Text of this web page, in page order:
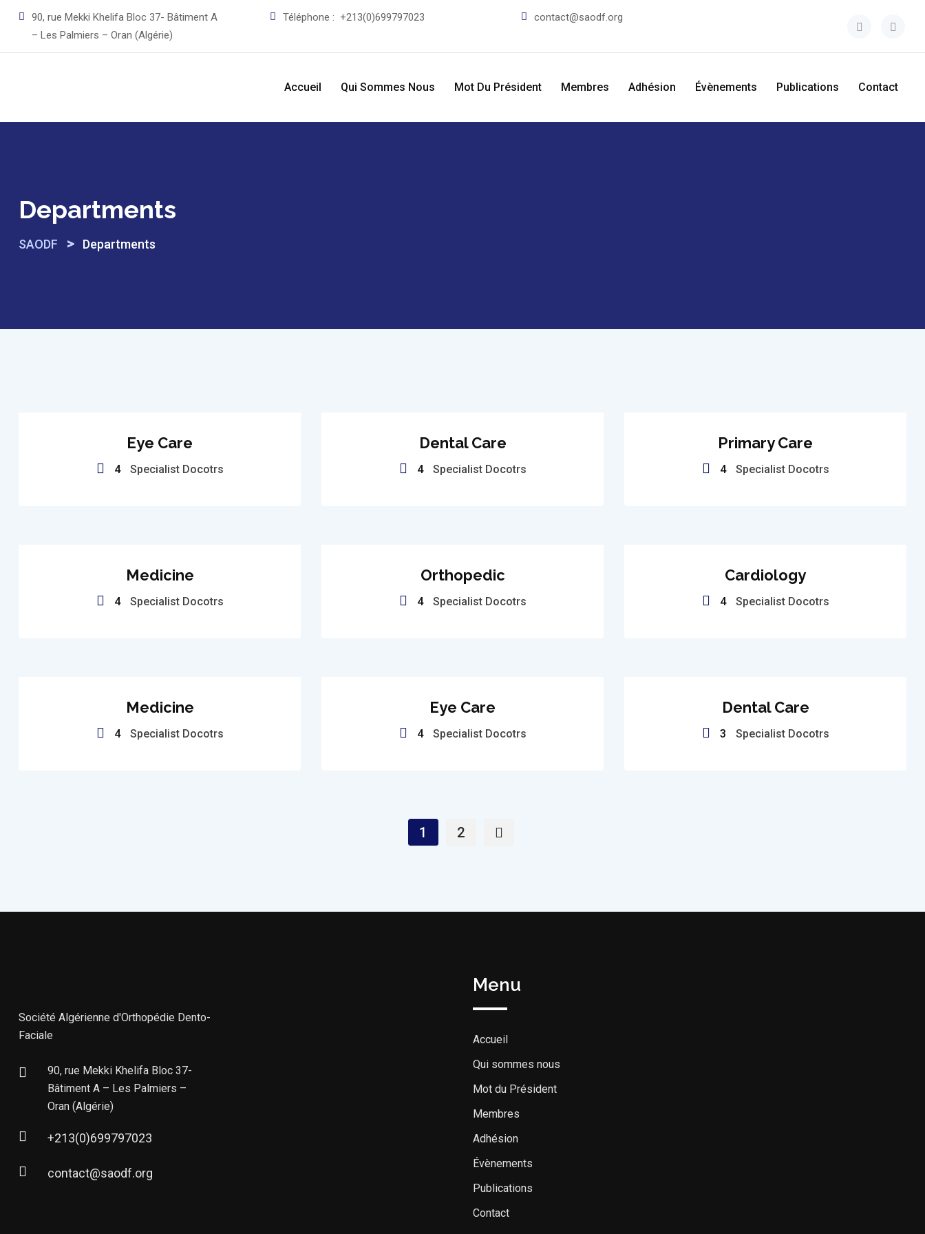
90, rue Mekki Khelifa Bloc 37- Bâtiment A
– Les Palmiers – Oran (Algérie)
Téléphone : +213(0)699797023 contact@saodf.org
Accueil Qui Sommes Nous Mot Du Président Membres Adhésion Évènements Publications Contact
Departments
SAODF > Departments
Eye Care
4 Specialist Docotrs
Dental Care
4 Specialist Docotrs
Primary Care
4 Specialist Docotrs
Medicine
4 Specialist Docotrs
Orthopedic
4 Specialist Docotrs
Cardiology
4 Specialist Docotrs
Medicine
4 Specialist Docotrs
Eye Care
4 Specialist Docotrs
Dental Care
3 Specialist Docotrs
1 2
Société Algérienne d'Orthopédie Dento-
Faciale
90, rue Mekki Khelifa Bloc 37-
Bâtiment A – Les Palmiers –
Oran (Algérie)
+213(0)699797023
contact@saodf.org
Menu
Accueil
Qui sommes nous
Mot du Président
Membres
Adhésion
Évènements
Publications
Contact